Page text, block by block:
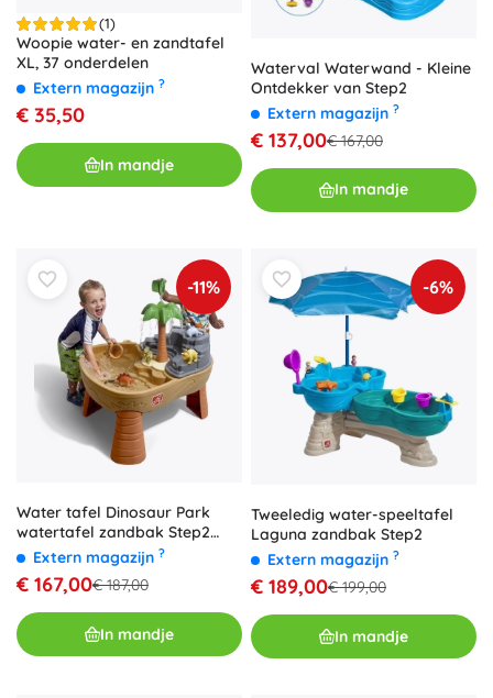
(1)
Woopie water- en zandtafel
XL, 37 onderdelen
Extern magazijn ?
€ 35,50
In mandje
Waterval Waterwand - Kleine
Ontdekker van Step2
Extern magazijn ?
€ 137,00€ 167,00
In mandje
-11%
Water tafel Dinosaur Park
watertafel zandbak Step2
fontein
Extern magazijn ?
€ 167,00€ 187,00
In mandje
-6%
Tweeledig water-speeltafel
Laguna zandbak Step2
Extern magazijn ?
€ 189,00€ 199,00
In mandje